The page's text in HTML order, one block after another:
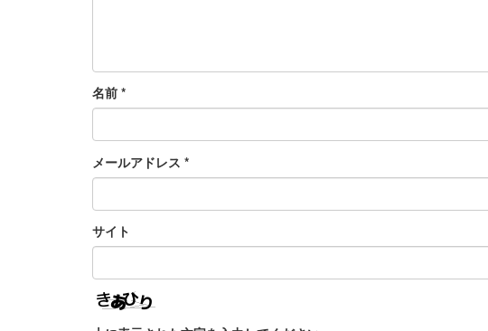
名前 *
メールアドレス *
サイト